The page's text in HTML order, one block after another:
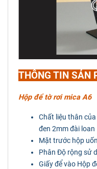
THÔNG TIN SẢN
Hộp để tờ rơi mica A6
Chất liệu thân
đen 2mm đài loan
Mặt trước hộp
Phân Độ rộng sử
Giấy để vào Hộp